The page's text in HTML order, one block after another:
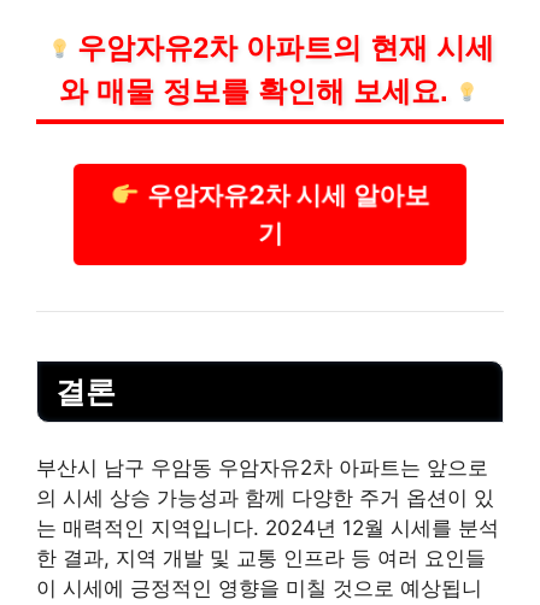
우암자유2차 아파트의 현재 시세
와 매물 정보를 확인해 보세요.
우암자유2차 시세 알아보
기
결론
부산시 남구 우암동 우암자유2차 아파트는 앞으로
의 시세 상승 가능성과 함께 다양한 주거 옵션이 있
는 매력적인 지역입니다. 2024년 12월 시세를 분석
한 결과, 지역 개발 및 교통 인프라 등 여러 요인들
이 시세에 긍정적인 영향을 미칠 것으로 예상됩니